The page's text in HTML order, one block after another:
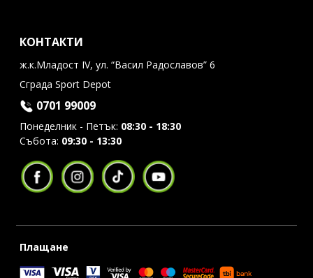
КОНТАКТИ
ж.к.Младост IV, ул. “Васил Радославов” 6
Сграда Sport Depot
0701 99009
Понеделник - Петък: 08:30 - 18:30
Събота: 09:30 - 13:30
Плащане